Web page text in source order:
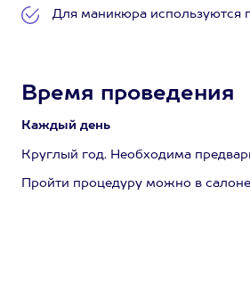
Для маникюра используются
Время проведения
Каждый день
Круглый год. Необходима
Пройти процедуру можно в